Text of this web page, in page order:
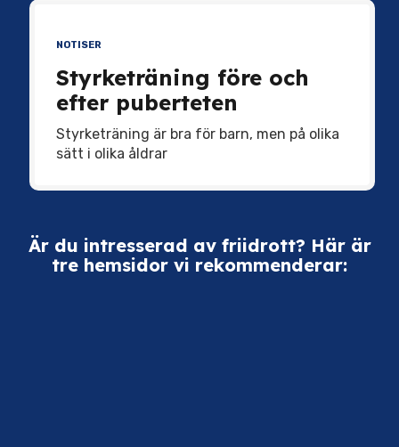
NOTISER
Styrketräning före och
efter puberteten
Styrketräning är bra för barn, men på olika
sätt i olika åldrar
Är du intresserad av friidrott? Här är
tre hemsidor vi rekommenderar: